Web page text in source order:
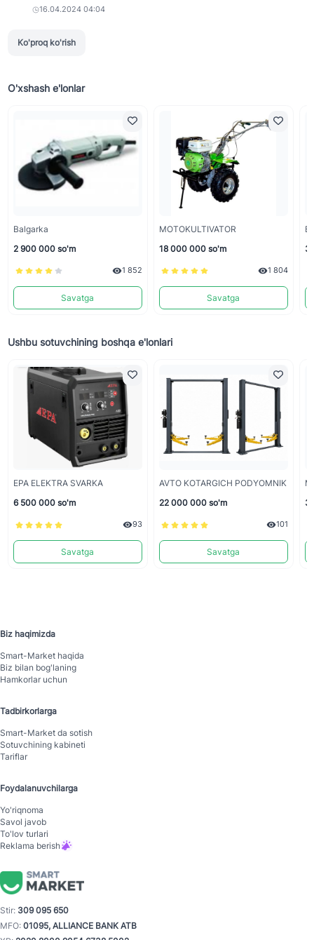
16.04.2024 04:04
Ko'proq ko'rish
O'xshash e'lonlar
Balgarka
2 900 000 so'm
1 852
Savatga
MOTOKULTIVATOR
18 000 000 so'm
1 804
Savatga
3
Ushbu sotuvchining boshqa e'lonlari
EPA ELEKTRA SVARKA
6 500 000 so'm
93
Savatga
AVTO KOTARGICH PODYOMNIK
22 000 000 so'm
101
Savatga
Biz haqimizda
Smart-Mаrket haqida
Biz bilan bog'laning
Hamkorlar uchun
Tadbirkorlarga
Smart-Mаrket da sotish
Sotuvchining kabineti
Tariflar
Foydalanuvchilarga
Yo'riqnoma
Savol javob
To'lov turlari
Reklama berish
Stir: 309 095 650
MFO: 01095, ALLIANCE BANK ATB